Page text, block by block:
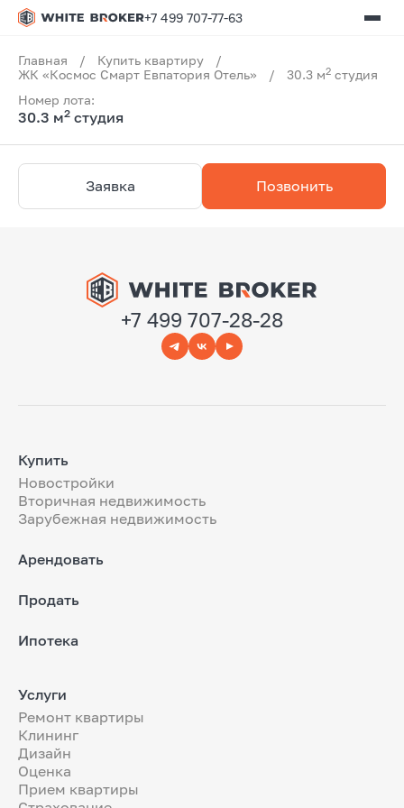
+7 499 707-77-63
Главная / Купить квартиру
/
ЖК «Космос Смарт Евпатория Отель»
/ 30.3 м2 студия
Номер лота:
30.3 м2 студия
Заявка Позвонить
+7 499 707-28-28
Купить
Новостройки
Вторичная недвижимость
Зарубежная недвижимость
Арендовать
Продать
Ипотека
Услуги
Ремонт квартиры
Клининг
Дизайн
Оценка
Прием квартиры